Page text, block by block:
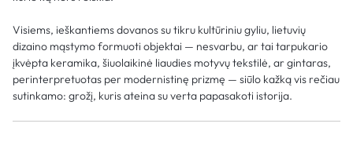
Visiems, ieškantiems dovanos su tikru kultūriniu gyliu, lietuvių
dizaino mąstymo formuoti objektai — nesvarbu, ar tai tarpukario
įkvėpta keramika, šiuolaikinė liaudies motyvų tekstilė, ar gintaras,
perinterpretuotas per modernistinę prizmę — siūlo kažką vis rečiau
sutinkamo: grožį, kuris ateina su verta papasakoti istorija.